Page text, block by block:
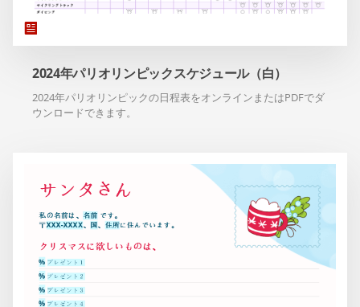
2024年パリオリンピックスケジュール（白）
2024年パリオリンピックの日程表をオンラインまたはPDFでダ
ウンロードできます。